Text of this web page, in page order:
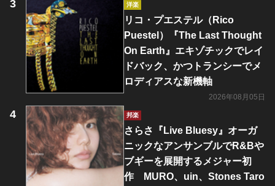
洋楽
リコ・プエステル（Rico
Puestel）『The Last Thought
On Earth』エキゾチックでレイ
ドバック、かつトランシーでメ
ロディアスな新機軸
2026年08月05日
邦楽
さらさ『Live Bluesy』オーガ
ニックなアンサンブルでR&Bや
ブギーを展開するメジャー初
作 MURO、uin、Stones Taro